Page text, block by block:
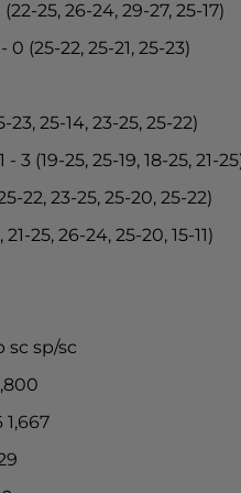
25, 26-24, 29-27, 25-17)
(25-22, 25-21, 25-23)
25-14, 23-25, 25-22)
3 (19-25, 25-19, 18-25, 21-
22, 23-25, 25-20, 25-22)
25, 26-24, 25-20, 15-11)
sc sp/sc
1,667